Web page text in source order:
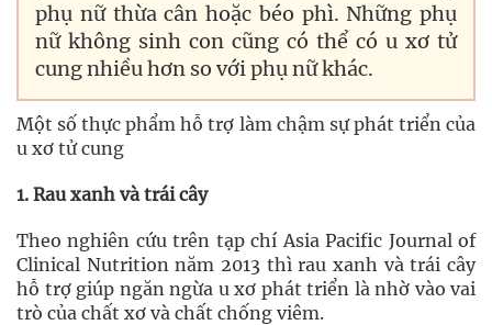
phụ nữ thừa cân hoặc béo phì. Những phụ
nữ không sinh con cũng có thể có u xơ tử
cung nhiều hơn so với phụ nữ khác.
Một số thực phẩm hỗ trợ làm chậm sự phát triển của
u xơ tử cung
1. Rau xanh và trái cây
Theo nghiên cứu trên tạp chí Asia Pacific Journal of
Clinical Nutrition năm 2013 thì rau xanh và trái cây
hỗ trợ giúp ngăn ngừa u xơ phát triển là nhờ vào vai
trò của chất xơ và chất chống viêm.